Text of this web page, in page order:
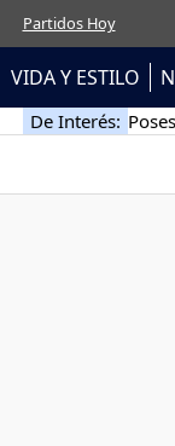
Partidos Hoy
VIDA Y ESTILO
De Interés: